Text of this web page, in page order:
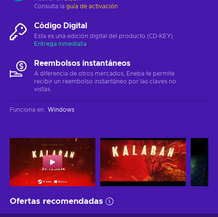
Consulta la guía de activación
Código Digital
Esta es una edición digital del producto (CD-KEY)
Entrega inmediata
Reembolsos instantáneos
A diferencia de otros mercados, Eneba te permite
recibir un reembolso instantáneo por las claves no
vistas.
Funciona en: Windows
Ofertas recomendadas